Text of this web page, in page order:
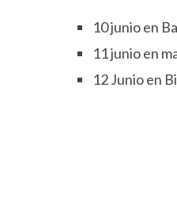
10 junio en
11 junio en
12 Junio en